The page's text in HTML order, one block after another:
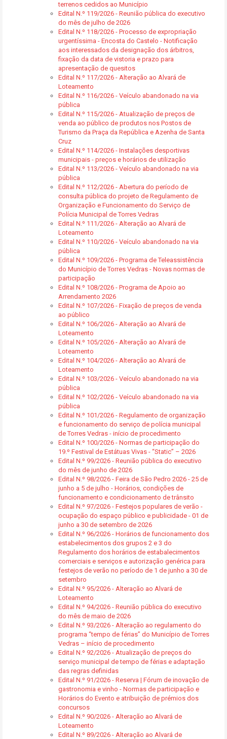
terrenos cedidos ao Município
Edital N.º 119/2026 - Reunião pública do executivo
do mês de julho de 2026
Edital N.º 118/2026 - Processo de expropriação
urgentíssima - Encosta do Castelo - Notificação
aos interessados da designação dos árbitros,
fixação da data de vistoria e prazo para
apresentação de quesitos
Edital N.º 117/2026 - Alteração ao Alvará de
Loteamento
Edital N.º 116/2026 - Veículo abandonado na via
pública
Edital N.º 115/2026 - Atualização de preços de
venda ao público de produtos nos Postos de
Turismo da Praça da República e Azenha de Santa
Cruz
Edital N.º 114/2026 - Instalações desportivas
municipais - preços e horários de utilização
Edital N.º 113/2026 - Veículo abandonado na via
pública
Edital N.º 112/2026 - Abertura do período de
consulta pública do projeto de Regulamento de
Organização e Funcionamento do Serviço de
Polícia Municipal de Torres Vedras
Edital N.º 111/2026 - Alteração ao Alvará de
Loteamento
Edital N.º 110/2026 - Veículo abandonado na via
pública
Edital N.º 109/2026 - Programa de Teleassistência
do Município de Torres Vedras - Novas normas de
participação
Edital N.º 108/2026 - Programa de Apoio ao
Arrendamento 2026
Edital N.º 107/2026 - Fixação de preços de venda
ao público
Edital N.º 106/2026 - Alteração ao Alvará de
Loteamento
Edital N.º 105/2026 - Alteração ao Alvará de
Loteamento
Edital N.º 104/2026 - Alteração ao Alvará de
Loteamento
Edital N.º 103/2026 - Veículo abandonado na via
pública
Edital N.º 102/2026 - Veículo abandonado na via
pública
Edital N.º 101/2026 - Regulamento de organização
e funcionamento do serviço de polícia municipal
de Torres Vedras - início de procedimento
Edital N.º 100/2026 - Normas de participação do
19.º Festival de Estátuas Vivas - “Static” – 2026
Edital N.º 99/2026 - Reunião pública do executivo
do mês de junho de 2026
Edital N.º 98/2026 - Feira de São Pedro 2026 - 25 de
junho a 5 de julho - Horários, condições de
funcionamento e condicionamento de trânsito
Edital N.º 97/2026 - Festejos populares de verão -
ocupação do espaço público e publicidade - 01 de
junho a 30 de setembro de 2026
Edital N.º 96/2026 - Horários de funcionamento dos
estabelecimentos dos grupos 2 e 3 do
Regulamento dos horários de estabalecimentos
comerciais e serviços e autorização genérica para
festejos de verão no período de 1 de junho a 30 de
setembro
Edital N.º 95/2026 - Alteração ao Alvará de
Loteamento
Edital N.º 94/2026 - Reunião pública do executivo
do mês de maio de 2026
Edital N.º 93/2026 - Alteração ao regulamento do
programa “tempo de férias” do Município de Torres
Vedras – início de procedimento
Edital N.º 92/2026 - Atualização de preços do
serviço municipal de tempo de férias e adaptação
das regras definidas
Edital N.º 91/2026 - Reserva | Fórum de inovação de
gastronomia e vinho - Normas de participação e
Horários do Evento e atribuição de prémios dos
concursos
Edital N.º 90/2026 - Alteração ao Alvará de
Loteamento
Edital N.º 89/2026 - Alteração ao Alvará de